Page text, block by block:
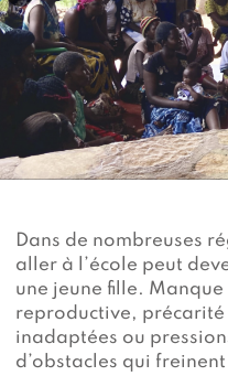
Agir avec Roots &
Devenir bénévole
Événements et
Dans de nombreuses
aller à l’école peut
une jeune fille.
reproductive,
inadaptées ou
d’obstacles qui